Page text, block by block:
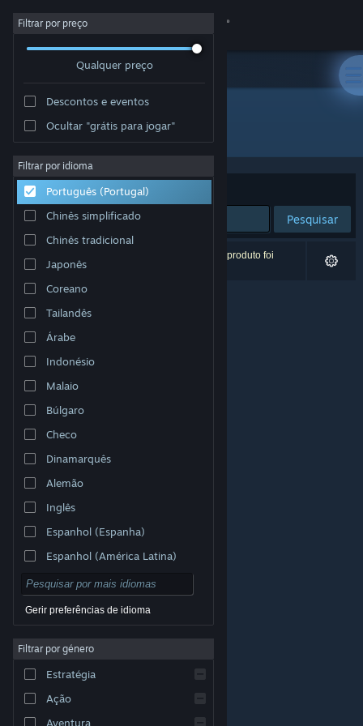
Iniciar sessão
Sobre
Apoio
Alterar idioma
Instala a app móvel do Steam
Ver versão para computadores
© Valve Corporation. Todos os direitos reservados.
respetivos proprietários nos E.U.A. e outros países.
Acessibilidade
Reembolsos|Cookies
Filtrar por preço
Qualquer preço
Descontos e eventos
Ocultar "grátis para jogar"
Filtrar por idioma
Português (Portugal)
Chinês simplificado
Chinês tradicional
Japonês
Coreano
Tailandês
Árabe
Indonésio
Malaio
Búlgaro
Checo
Dinamarquês
Alemão
Inglês
Espanhol (Espanha)
Espanhol (América Latina)
Gerir preferências de idioma
Filtrar por género
Estratégia
Ação
Aventura
Developer: Origin8 Technologies Ltd
Ordenar por Relevância
Pesquisar
0 resultados correspondentes à tua pesquisa. 1 produto foi
excluído com base nas tuas preferências.